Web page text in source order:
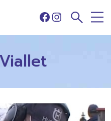
Facebook
Instagram